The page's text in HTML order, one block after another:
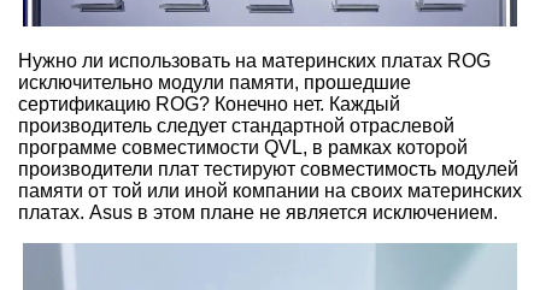
Нужно ли использовать на материнских платах ROG
исключительно модули памяти, прошедшие
сертификацию ROG? Конечно нет. Каждый
производитель следует стандартной отраслевой
программе совместимости QVL, в рамках которой
производители плат тестируют совместимость модулей
памяти от той или иной компании на своих материнских
платах. Asus в этом плане не является исключением.